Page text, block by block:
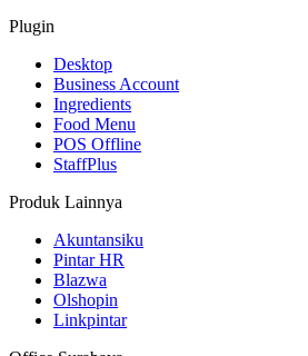
Plugin
Desktop
Business Account
Ingredients
Food Menu
POS Offline
StaffPlus
Produk Lainnya
Akuntansiku
Pintar HR
Blazwa
Olshopin
Linkpintar